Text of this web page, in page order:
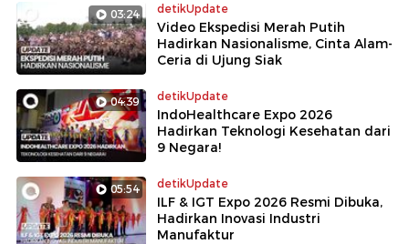
03:24 detikUpdate
Video Ekspedisi Merah Putih
Hadirkan Nasionalisme, Cinta Alam-
Ceria di Ujung Siak
04:39 detikUpdate
IndoHealthcare Expo 2026
Hadirkan Teknologi Kesehatan dari
9 Negara!
05:54 detikUpdate
ILF & IGT Expo 2026 Resmi Dibuka,
Hadirkan Inovasi Industri
Manufaktur